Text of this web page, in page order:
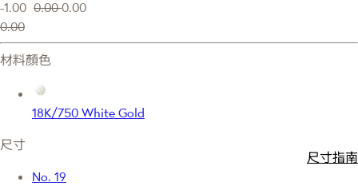
-1.00 0.000.00
0.00
材料顏色
18K/750 White Gold
尺寸
尺寸指南
No. 19